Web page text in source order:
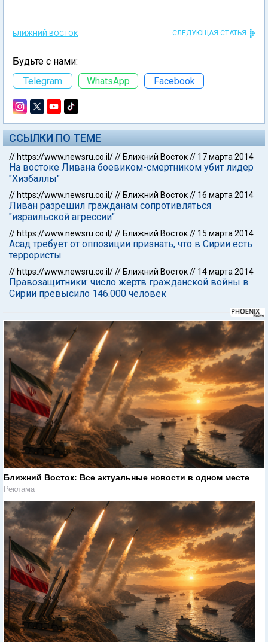
БЛИЖНИЙ ВОСТОК СЛЕДУЮЩАЯ СТАТЬЯ
Будьте с нами:
Telegram
WhatsApp Facebook
ССЫЛКИ ПО ТЕМЕ
// https://www.newsru.co.il/// Ближний Восток// 17 марта 2014
На востоке Ливана боевиком-смертником убит лидер
"Хизбаллы"
// https://www.newsru.co.il/// Ближний Восток// 16 марта 2014
Ливан разрешил гражданам сопротивляться
"израильской агрессии"
// https://www.newsru.co.il/// Ближний Восток// 15 марта 2014
Асад требует от оппозиции признать, что в Сирии есть
террористы
// https://www.newsru.co.il/// Ближний Восток// 14 марта 2014
Правозащитники: число жертв гражданской войны в
Сирии превысило 146.000 человек
Ближний Восток: Все актуальные новости в одном месте
Реклама